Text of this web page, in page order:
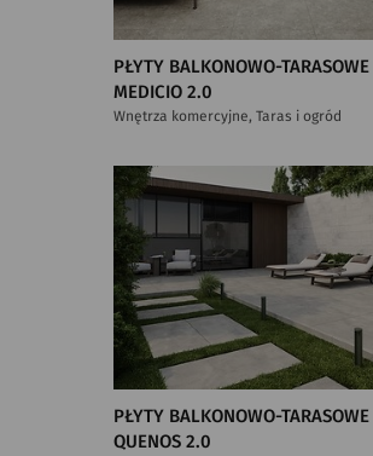
PŁYTY BALKONOWO-
MEDICIO 2.0
Wnętrza komercyjne, Taras i ogród
PŁYTY BALKONOWO-
QUENOS 2.0